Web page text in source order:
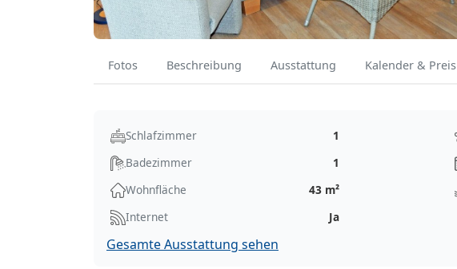
Fotos Beschreibung Ausstattung Kalender & Preis
Schlafzimmer
1
Badezimmer
1
Wohnfläche
43 m²
Internet
Ja
Gesamte Ausstattung sehen